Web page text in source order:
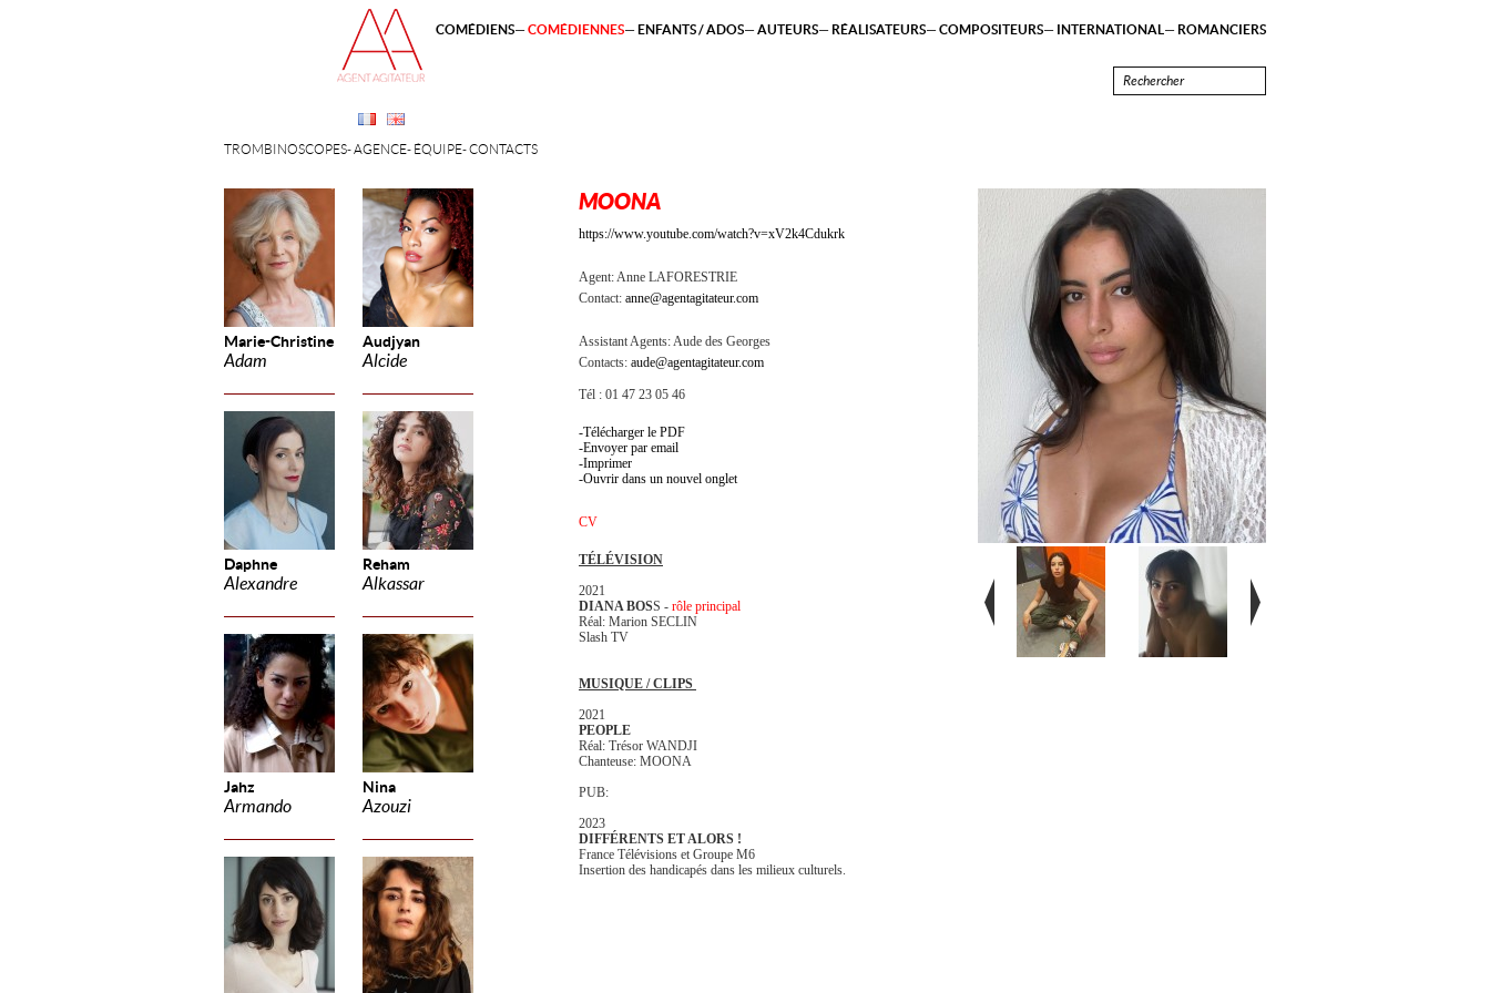
Marie-Christine
Adam
Audjyan
Alcide
Daphne
Alexandre
Reham
Alkassar
Jahz
Armando
Nina
Azouzi
TROMBINOSCOPES AGENCE ÉQUIPE CONTACTS
COMÉDIENS COMÉDIENNES ENFANTS / ADOS AUTEURS RÉALISATEURS COMPOSITEURS INTERNATIONAL ROMANCIERS
MOONA
https://www.youtube.com/watch?v=xV2k4Cdukrk
Agent:Anne LAFORESTRIE
Contact: anne@agentagitateur.com
Assistant Agents:Aude des Georges
Contacts: aude@agentagitateur.com
Tél : 01 47 23 05 46
Télécharger le PDF
Envoyer par email
Imprimer
Ouvrir dans un nouvel onglet
CV
TÉLÉVISION
2021
DIANA BOSS - rôle principal
Réal: Marion SECLIN
Slash TV
MUSIQUE / CLIPS
2021
PEOPLE
Réal: Trésor WANDJI
Chanteuse: MOONA
PUB:
2023
DIFFÉRENTS ET ALORS !
France Télévisions et Groupe M6
Insertion des handicapés dans les milieux culturels.